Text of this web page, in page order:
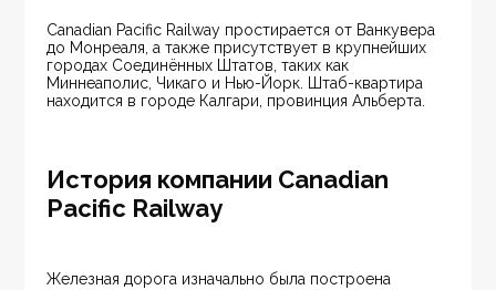
Canadian Pacific Railway простирается от Ванкувера
до Монреаля, а также присутствует в крупнейших
городах Соединённых Штатов, таких как
Миннеаполис, Чикаго и Нью-Йорк. Штаб-квартира
находится в городе Калгари, провинция Альберта.
История компании Canadian
Pacific Railway
Железная дорога изначально была построена